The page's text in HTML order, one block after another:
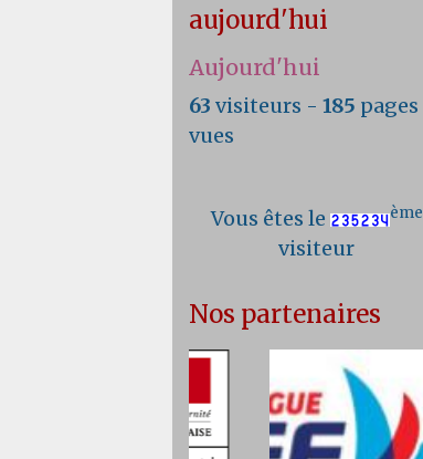
aujourd'hui
Aujourd'hui
63 visiteurs -185 pages
vues
Vous êtes le ème
visiteur
Nos partenaires